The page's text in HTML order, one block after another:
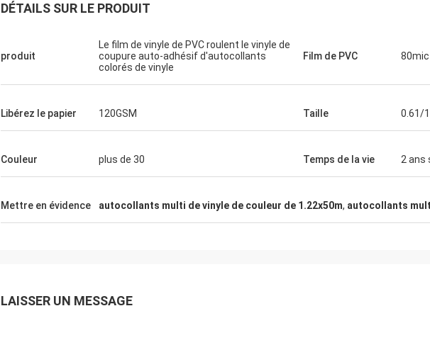
DÉTAILS SUR LE PRODUIT
produit
Le film de vinyle de PVC roulent le vinyle de
coupure auto-adhésif d'autocollants
colorés de vinyle
Film de PVC 80mic
Libérez le papier 120GSM Taille 0.61/
Couleur plus de 30 Temps de la vie 2 ans
Mettre en évidence autocollants multi de vinyle de couleur de 1.22x50m, autocollants
LAISSER UN MESSAGE